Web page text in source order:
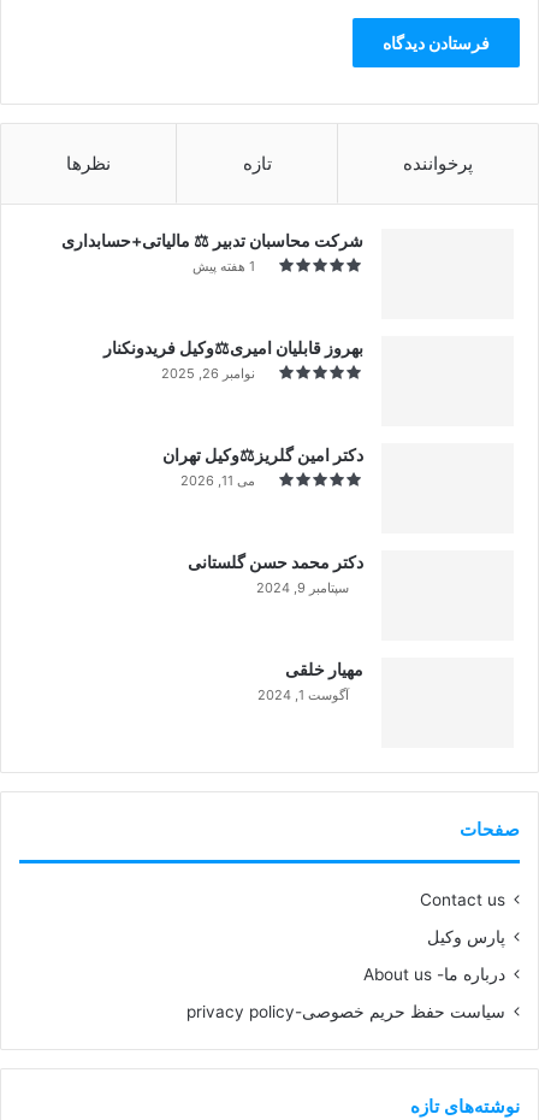
پرخواننده تازه نظرها
شرکت محاسبان تدبیر ⚖️ مالیاتی+حسابداری
1 هفته پیش
بهروز قابلیان امیری⚖️وکیل فریدونکنار
نوامبر 26, 2025
دکتر امین گلریز⚖️وکیل تهران
می 11, 2026
دکتر محمد حسن گلستانی
سپتامبر 9, 2024
مهیار خلقی
آگوست 1, 2024
صفحات
Contact us
پارس وکیل
درباره ما- About us
سیاست حفظ حریم خصوصی-privacy policy
نوشته‌های تازه